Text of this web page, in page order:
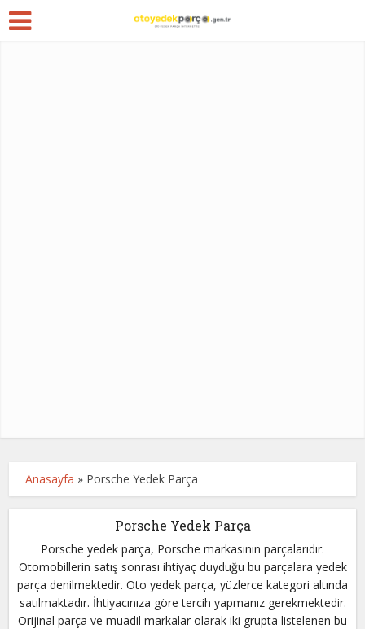
Anasayfa » Porsche Yedek Parça
Porsche Yedek Parça
Porsche yedek parça, Porsche markasının parçalarıdır.
Otomobillerin satış sonrası ihtiyaç duyduğu bu parçalara yedek
parça denilmektedir. Oto yedek parça, yüzlerce kategori altında
satılmaktadır. İhtiyacınıza göre tercih yapmanız gerekmektedir.
Orijinal parça ve muadil markalar olarak iki grupta listelenen bu